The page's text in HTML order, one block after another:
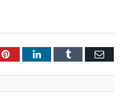
PinterestLinkedInTumblr Email